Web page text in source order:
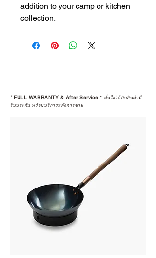
addition to your camp or kitchen
collection.
*FULL WARRANTY & After Service * มั่นใจได้กับสินค้ามี
รับประกัน พร้อมบริการหลังการขาย